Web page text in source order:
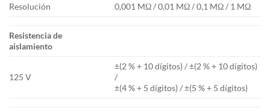
Resolución 0,001 MΩ / 0,01 MΩ / 0,1 MΩ / 1 MΩ
Resistencia de
aislamiento
125 V
±(2 % + 10 dígitos) / ±(2 % + 10 dígitos)
/
±(4 % + 5 dígitos) / ±(5 % + 5 dígitos)